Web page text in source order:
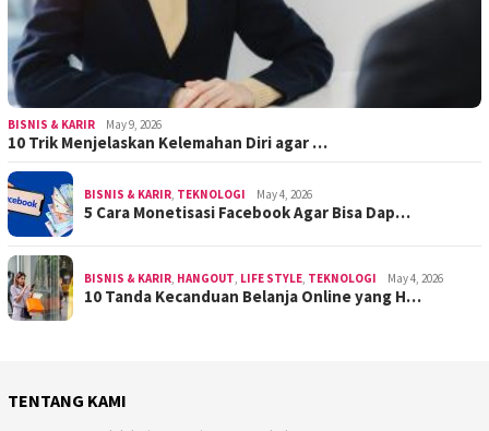
BISNIS & KARIR May 9, 2026
10 Trik Menjelaskan Kelemahan Diri agar …
BISNIS & KARIR, TEKNOLOGI May 4, 2026
5 Cara Monetisasi Facebook Agar Bisa Dap…
BISNIS & KARIR, HANGOUT, LIFE STYLE, TEKNOLOGI May 4, 2026
10 Tanda Kecanduan Belanja Online yang H…
TENTANG KAMI